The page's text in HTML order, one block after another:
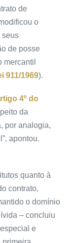
de
o
seus
de posse
mercantil
911/1969).
4º do
da
por analogia,
apontou.
quanto à
contrato,
o domínio
– concluiu
e